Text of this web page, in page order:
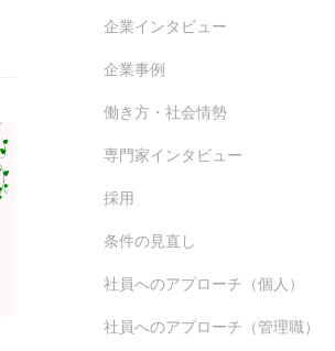
企業インタビュー
企業事例
働き方・社会情勢
専門家インタビュー
採用
条件の見直し
社員へのアプローチ（個人）
社員へのアプローチ（管理職）